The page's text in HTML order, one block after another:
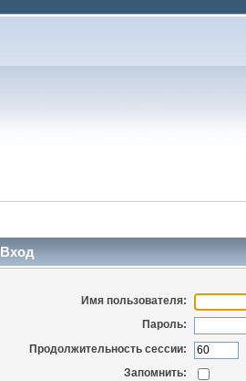
Вход
Имя пользователя:
Пароль:
Продолжительность сессии:
Запомнить: